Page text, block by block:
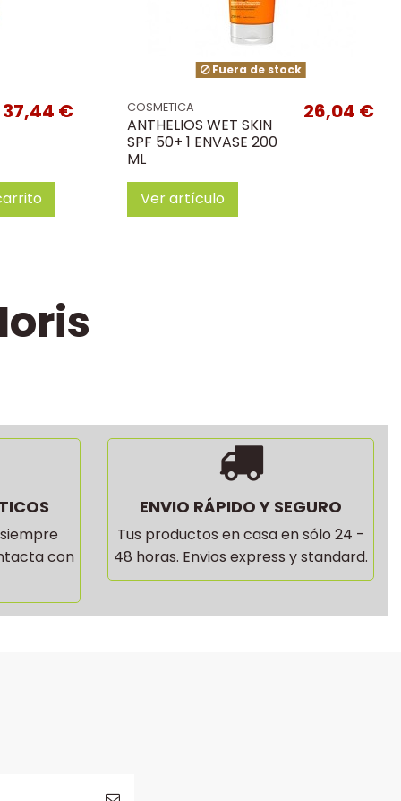
37,44 €
Fuera de stock
COSMETICA
ANTHELIOS WET SKIN
SPF 50+ 1 ENVASE 200
ML
26,04 €
Ver artículo
con
ENVIO RÁPIDO Y SEGURO
Tus productos en casa en sólo 24 -
48 horas. Envios express y standard.